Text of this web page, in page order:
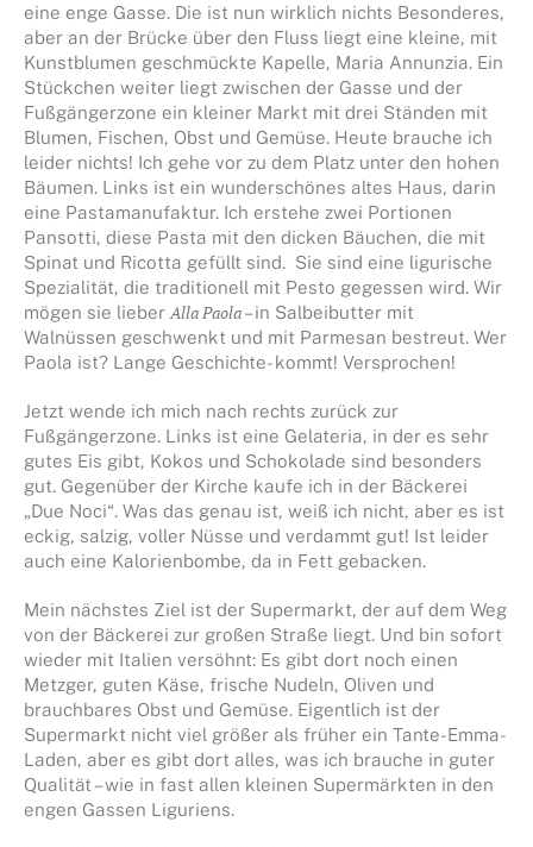
eine enge Gasse. Die ist nun wirklich nichts Besonderes,
aber an der Brücke über den Fluss liegt eine kleine, mit
Kunstblumen geschmückte Kapelle, Maria Annunzia. Ein
Stückchen weiter liegt zwischen der Gasse und der
Fußgängerzone ein kleiner Markt mit drei Ständen mit
Blumen, Fischen, Obst und Gemüse. Heute brauche ich
leider nichts! Ich gehe vor zu dem Platz unter den hohen
Bäumen. Links ist ein wunderschönes altes Haus, darin
eine Pastamanufaktur. Ich erstehe zwei Portionen
Pansotti, diese Pasta mit den dicken Bäuchen, die mit
Spinat und Ricotta gefüllt sind. Sie sind eine ligurische
Spezialität, die traditionell mit Pesto gegessen wird. Wir
mögen sie lieberAlla Paola– in Salbeibutter mit
Walnüssen geschwenkt und mit Parmesan bestreut. Wer
Paola ist? Lange Geschichte- kommt! Versprochen!
Jetzt wende ich mich nach rechts zurück zur
Fußgängerzone. Links ist eine Gelateria, in der es sehr
gutes Eis gibt, Kokos und Schokolade sind besonders
gut. Gegenüber der Kirche kaufe ich in der Bäckerei
„Due Noci“. Was das genau ist, weiß ich nicht, aber es ist
eckig, salzig, voller Nüsse und verdammt gut! Ist leider
auch eine Kalorienbombe, da in Fett gebacken.
Mein nächstes Ziel ist der Supermarkt, der auf dem Weg
von der Bäckerei zur großen Straße liegt. Und bin sofort
wieder mit Italien versöhnt: Es gibt dort noch einen
Metzger, guten Käse, frische Nudeln, Oliven und
brauchbares Obst und Gemüse. Eigentlich ist der
Supermarkt nicht viel größer als früher ein Tante-Emma-
Laden, aber es gibt dort alles, was ich brauche in guter
Qualität – wie in fast allen kleinen Supermärkten in den
engen Gassen Liguriens.